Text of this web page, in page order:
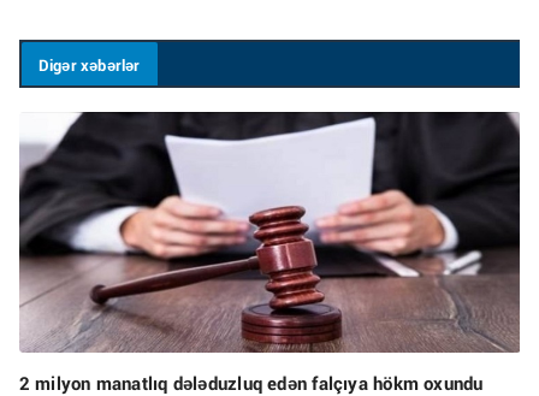
Digər xəbərlər
2 milyon manatlıq dələduzluq edən falçıya hökm oxundu